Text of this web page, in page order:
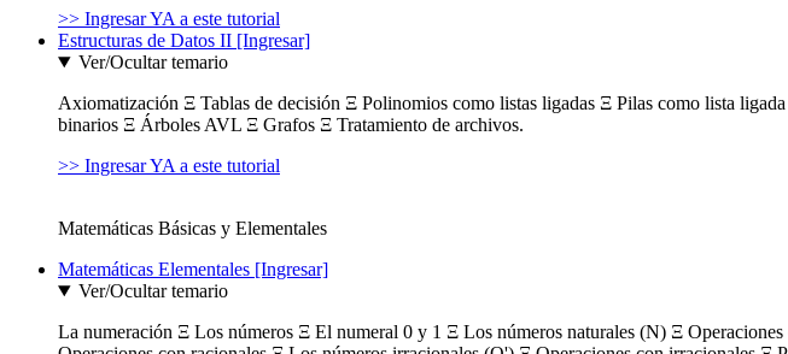
>> Ingresar YA a este tutorial
Estructuras de Datos II [Ingresar]
Ver/Ocultar temario
Axiomatización Ξ Tablas de decisión Ξ Polinomios como listas ligadas Ξ Pilas como lista
binarios Ξ Árboles AVL Ξ Grafos Ξ Tratamiento de archivos.
>> Ingresar YA a este tutorial
Matemáticas Básicas y Elementales
Matemáticas Elementales [Ingresar]
Ver/Ocultar temario
La numeración Ξ Los números Ξ El numeral 0 y 1 Ξ Los números naturales (N) Ξ